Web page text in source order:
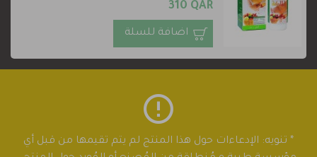
310 QAR
اضافة للسلة
* تنويه: الإدعاءات حول هذا المنتج لم يتم تقيمها من قبل أي